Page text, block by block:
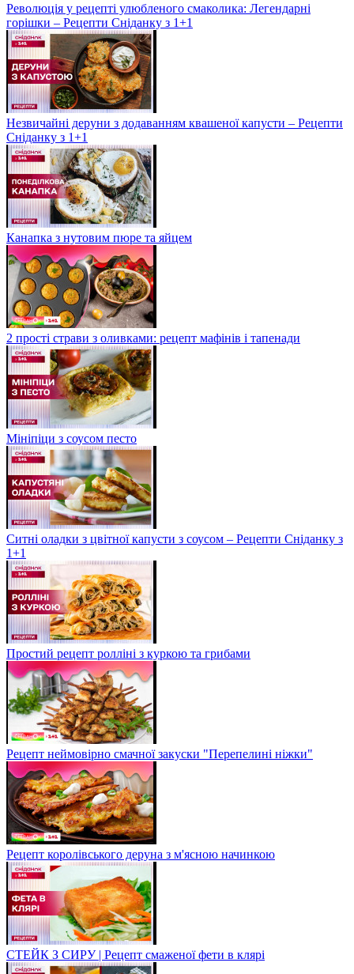
Революція у рецепті улюбленого смаколика: Легендарні
горішки – Рецепти Сніданку з 1+1
Незвичайні деруни з додаванням квашеної капусти – Рецепти
Сніданку з 1+1
Канапка з нутовим пюре та яйцем
2 прості страви з оливками: рецепт мафінів і тапенади
Мініпіци з соусом песто
Ситні оладки з цвітної капусти з соусом – Рецепти Сніданку з
1+1
Простий рецепт ролліні з куркою та грибами
Рецепт неймовірно смачної закуски "Перепелині ніжки"
Рецепт королівського деруна з м'ясною начинкою
СТЕЙК З СИРУ | Рецепт смаженої фети в клярі